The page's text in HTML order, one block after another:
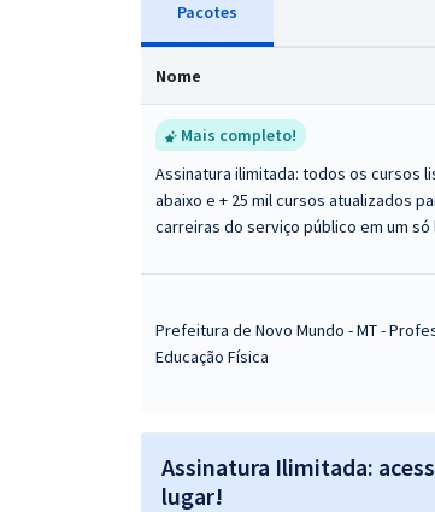
Pacotes
Nome
Mais completo!
Assinatura ilimitada: todos os cursos
abaixo e + 25 mil cursos atualizados
carreiras do serviço público em um só
Prefeitura de Novo Mundo - MT -
Educação Física
Assinatura Ilimitada:
lugar!